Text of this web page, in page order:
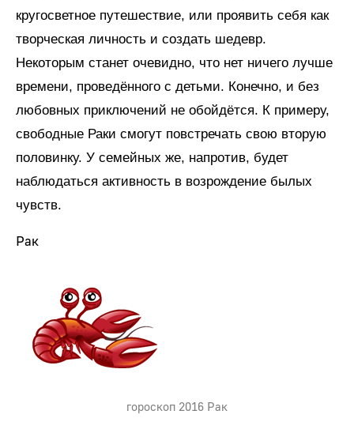
кругосветное путешествие, или проявить себя как
творческая личность и создать шедевр.
Некоторым станет очевидно, что нет ничего лучше
времени, проведённого с детьми. Конечно, и без
любовных приключений не обойдётся. К примеру,
свободные Раки смогут повстречать свою вторую
половинку. У семейных же, напротив, будет
наблюдаться активность в возрождение былых
чувств.
Рак
гороскоп 2016 Рак